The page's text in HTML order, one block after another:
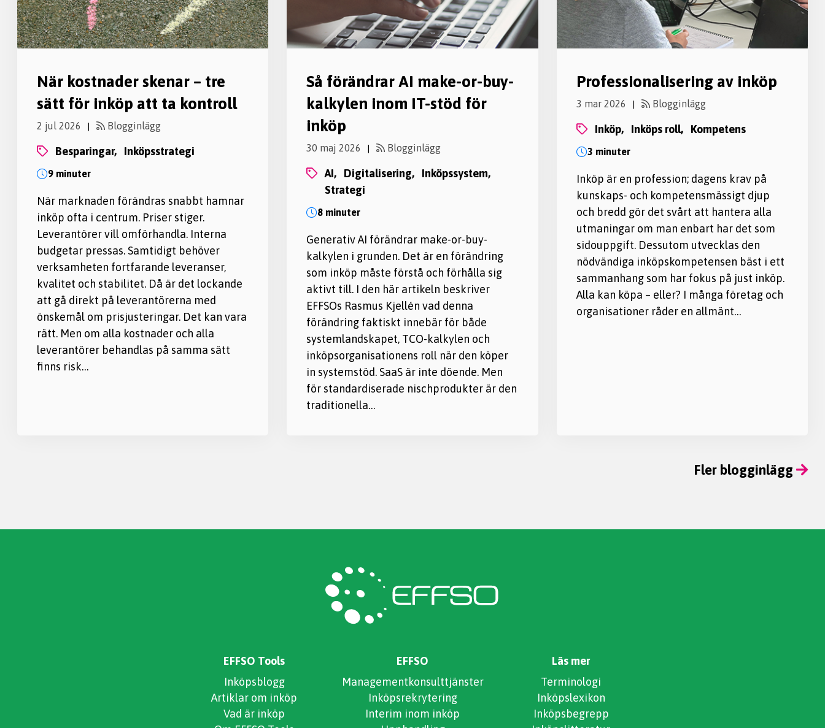
När kostnader skenar – tre
sätt för inköp att ta kontroll
2 jul 2026 | Blogginlägg
besparingar, inköpsstrategi
9 minuter
När marknaden förändras snabbt hamnar
inköp ofta i centrum. Priser stiger.
Leverantörer vill omförhandla. Interna
budgetar pressas. Samtidigt behöver
verksamheten fortfarande leveranser,
kvalitet och stabilitet. Då är det lockande
att gå direkt på leverantörerna med
önskemål om prisjusteringar. Det kan vara
rätt. Men om alla kostnader och alla
leverantörer behandlas på samma sätt
finns risk…
Så förändrar AI make-or-buy-
kalkylen inom IT-stöd för
inköp
30 maj 2026 | Blogginlägg
AI, digitalisering,
inköpssystem,
strategi
8 minuter
Generativ AI förändrar make-or-buy-
kalkylen i grunden. Det är en förändring
som inköp måste förstå och förhålla sig
aktivt till. I den här artikeln beskriver
EFFSOs Rasmus Kjellén vad denna
förändring faktiskt innebär för både
systemlandskapet, TCO-kalkylen och
inköpsorganisationens roll när den köper
in systemstöd. SaaS är inte döende. Men
för standardiserade nischprodukter är den
traditionella…
Professionalisering av inköp
3 mar 2026 | Blogginlägg
inköp, inköps roll, kompetens
3 minuter
Inköp är en profession; dagens krav på
kunskaps- och kompetensmässigt djup
och bredd gör det svårt att hantera alla
utmaningar om man enbart har det som
sidouppgift. Dessutom utvecklas den
nödvändiga inköpskompetensen bäst i ett
sammanhang som har fokus på just inköp.
Alla kan köpa – eller? I många företag och
organisationer råder en allmänt…
Fler blogginlägg
EFFSO Tools
Inköpsblogg
Artiklar om inköp
Vad är inköp
EFFSO
Managementkonsulttjänster
Inköpsrekrytering
Interim inom inköp
Läs mer
Terminologi
Inköpslexikon
Inköpsbegrepp